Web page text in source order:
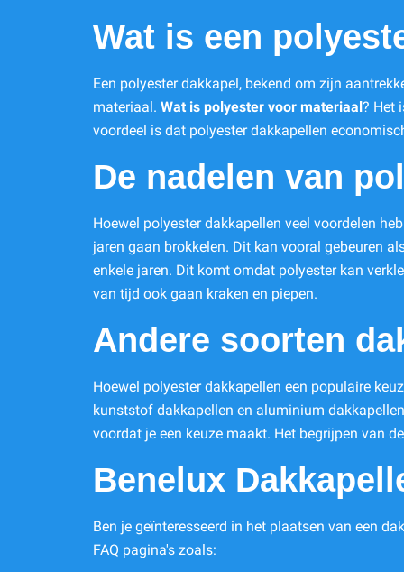
Wat is een
Een polyester dakkapel, bekend om zijn
materiaal. Wat is polyester voor materiaal? Het
voordeel is dat polyester dakkapellen
De nadelen van
Hoewel polyester dakkapellen veel voordelen
jaren gaan brokkelen. Dit kan vooral gebeuren
enkele jaren. Dit komt omdat polyester kan
van tijd ook gaan kraken en piepen.
Andere soorten
Hoewel polyester dakkapellen een populaire
kunststof dakkapellen en aluminium
voordat je een keuze maakt. Het begrijpen van
Benelux
Ben je geïnteresseerd in het plaatsen van een
FAQ pagina's zoals: